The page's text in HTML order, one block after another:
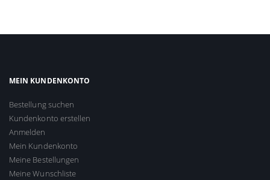
MEIN KUNDENKONTO
Bestellung suchen
Kundenkonto erstellen
Anmelden
Mein Kundenkonto
Meine Bestellungen
Meine Wunschliste